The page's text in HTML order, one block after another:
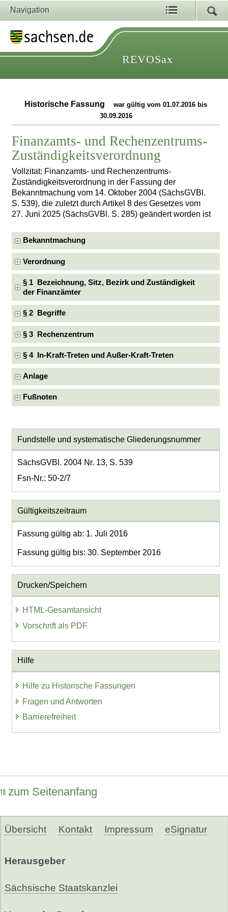
Navigation
REVOSax
Historische Fassung
war gültig vom 01.07.2016 bis
30.09.2016
Finanzamts- und Rechenzentrums-
Zuständigkeitsverordnung
Vollzitat: Finanzamts- und Rechenzentrums-
Zuständigkeitsverordnung in der Fassung der
Bekanntmachung vom 14. Oktober 2004 (SächsGVBl.
S. 539), die zuletzt durch Artikel 8 des Gesetzes vom
27. Juni 2025 (SächsGVBl. S. 285) geändert worden ist
Bekanntmachung
Verordnung
§ 1 Bezeichnung, Sitz, Bezirk und Zuständigkeit
der Finanzämter
§ 2 Begriffe
§ 3 Rechenzentrum
§ 4 In-Kraft-Treten und Außer-Kraft-Treten
Anlage
Fußnoten
Fundstelle und systematische Gliederungsnummer
SächsGVBl. 2004 Nr. 13, S. 539
Fsn-Nr.: 50-2/7
Gültigkeitszeitraum
Fassung gültig ab: 1. Juli 2016
Fassung gültig bis: 30. September 2016
Drucken/Speichern
HTML-Gesamtansicht
Vorschrift als PDF
Hilfe
Hilfe zu Historische Fassungen
Fragen und Antworten
Barrierefreiheit
zum Seitenanfang
Übersicht Kontakt Impressum eSignatur
Herausgeber
Sächsische Staatskanzlei